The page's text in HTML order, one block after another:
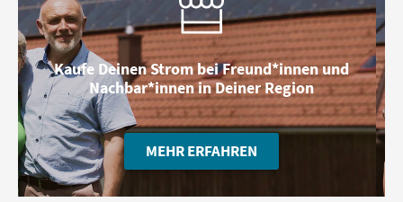
Kaufe Deinen Strom bei Freund*innen und
Nachbar*innen in Deiner Region
MEHR ERFAHREN